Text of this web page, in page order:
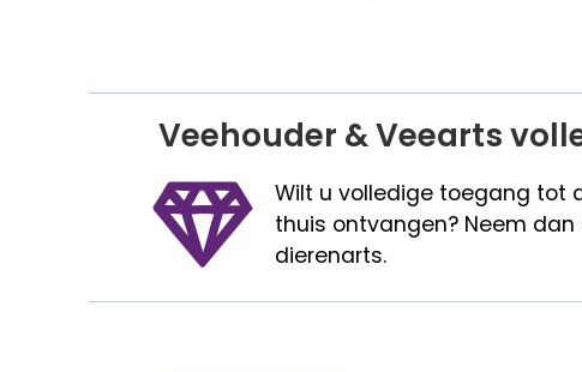
Veehouder & Veearts
Wilt u volledige toegang tot
thuis ontvangen? Neem
dierenarts.